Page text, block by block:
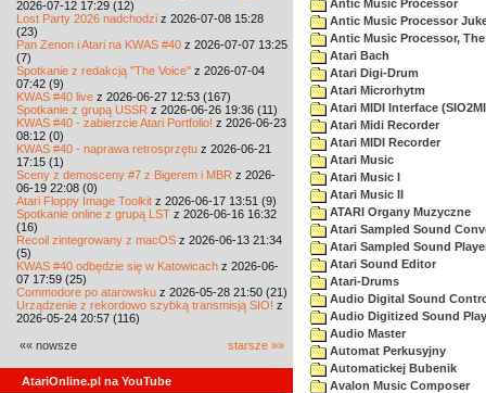
2026-07-12 17:29 (12)
Lost Party 2026 nadchodzi z 2026-07-08 15:28
(23)
Pan Zenon i Atari na KWAS #40 z 2026-07-07 13:25
(7)
Spotkanie z redakcją "The Voice" z 2026-07-04
07:42 (9)
KWAS #40 live z 2026-06-27 12:53 (167)
Spotkanie z grupą USSR z 2026-06-26 19:36 (11)
KWAS #40 - zabierzcie Atari Portfolio! z 2026-06-23
08:12 (0)
KWAS #40 - naprawa retrosprzętu z 2026-06-21
17:15 (1)
Sceny z demosceny #7 z Bigerem i MBR z 2026-
06-19 22:08 (0)
Atari Floppy Image Toolkit z 2026-06-17 13:51 (9)
Spotkanie online z grupą LST z 2026-06-16 16:32
(16)
Recoil zintegrowany z macOS z 2026-06-13 21:34
(5)
KWAS #40 odbędzie się w Katowicach z 2026-06-
07 17:59 (25)
Commodore po atarowsku z 2026-05-28 21:50 (21)
Urządzenie z rekordowo szybką transmisją SIO! z
2026-05-24 20:57 (116)
«« nowsze starsze »»
AtariOnline.pl na YouTube
Antic Music Processor
Antic Music Processor
Antic Music Processor, The
Atari Bach
Atari Digi-Drum
Atari Microrhytm
Atari MIDI Interface
Atari Midi Recorder
Atari MIDI Recorder
Atari Music
Atari Music I
Atari Music II
ATARI Organy Muzyczne
Atari Sampled Sound
Atari Sampled Sound
Atari Sound Editor
Atari-Drums
Audio Digital Sound
Audio Digitized Sound
Audio Master
Automat Perkusyjny
Automatickej Bubenik
Avalon Music Composer